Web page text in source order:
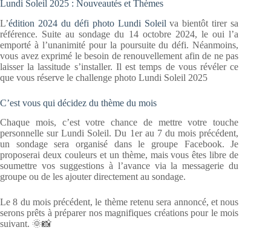
Lundi Soleil 2025 : Nouveautés et Thèmes
L’édition 2024 du défi photo Lundi Soleil va bientôt tirer sa
référence. Suite au sondage du 14 octobre 2024, le oui l’a
emporté à l’unanimité pour la poursuite du défi. Néanmoins,
vous avez exprimé le besoin de renouvellement afin de ne pas
laisser la lassitude s’installer. Il est temps de vous révéler ce
que vous réserve le challenge photo Lundi Soleil 2025
C’est vous qui décidez du thème du mois
Chaque mois, c’est votre chance de mettre votre touche
personnelle sur Lundi Soleil. Du 1er au 7 du mois précédent,
un sondage sera organisé dans le groupe Facebook. Je
proposerai deux couleurs et un thème, mais vous êtes libre de
soumettre vos suggestions à l’avance via la messagerie du
groupe ou de les ajouter directement au sondage.
Le 8 du mois précédent, le thème retenu sera annoncé, et nous
serons prêts à préparer nos magnifiques créations pour le mois
suivant. 🌞📸